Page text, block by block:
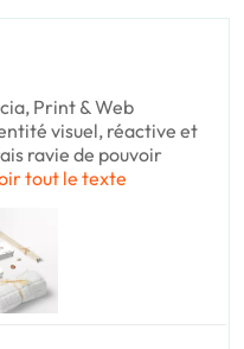
Print & Web
visuel, réactive et
ravie de pouvoir
tout le texte